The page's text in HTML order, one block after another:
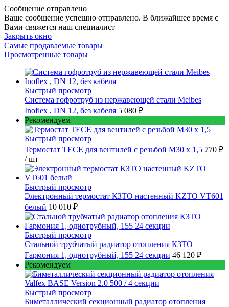
Сообщение отправлено
Ваше сообщение успешно отправлено. В ближайшее время с
Вами свяжется наш специалист
Закрыть окно
Самые продаваемые товары
Просмотренные товары
Быстрый просмотр
Cистема гофротруб из нержавеющей стали Meibes
Inoflex , DN 12, без кабеля 5 080 ₽
Рекомендуем
Быстрый просмотр
Термостат TECE для вентилей с резьбой М30 х 1,5 770 ₽
/ шт
Быстрый просмотр
Электронный термостат КЗТО настенный KZTO VT601
белый 10 010 ₽
Быстрый просмотр
Стальной трубчатый радиатор отопления КЗТО
Гармония 1, однотрубный, 155 24 секции 46 120 ₽
Рекомендуем
Быстрый просмотр
Биметаллический секционный радиатор отопления